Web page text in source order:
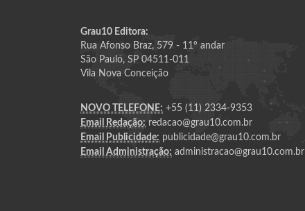
Grau10 Editora:
Rua Afonso Braz, 579 - 11º andar
São Paulo, SP 04511-011
Vila Nova Conceição
NOVO TELEFONE: +55 (11) 2334-9353
Email Redação: redacao@grau10.com.br
Email Publicidade: publicidade@grau10.com.br
Email Administração: administracao@grau10.com.br